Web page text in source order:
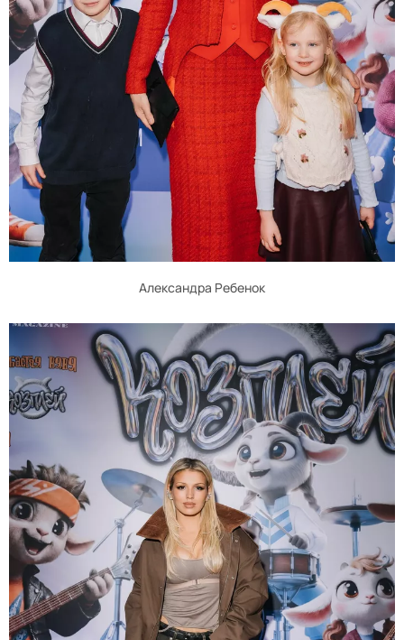
Александра Ребенок